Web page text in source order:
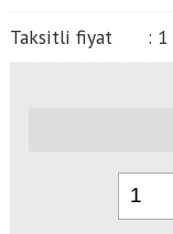
Taksitli fiyat :